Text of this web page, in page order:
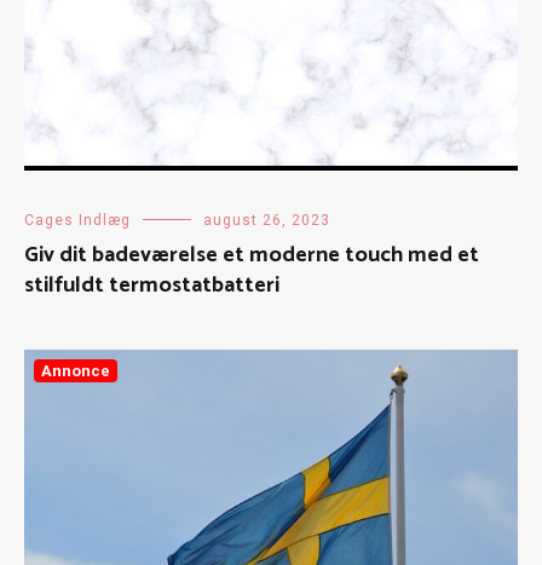
Cages Indlæg august 26, 2023
Giv dit badeværelse et moderne touch med et
stilfuldt termostatbatteri
Annonce